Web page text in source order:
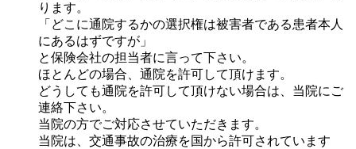
ります。
「どこに通院するかの選択権は被害者である患者本人
にあるはずですが」
と保険会社の担当者に言って下さい。
ほとんどの場合、通院を許可して頂けます。
どうしても通院を許可して頂けない場合は、当院にご
連絡下さい。
当院の方でご対応させていただきます。
当院は、交通事故の治療を国から許可されています